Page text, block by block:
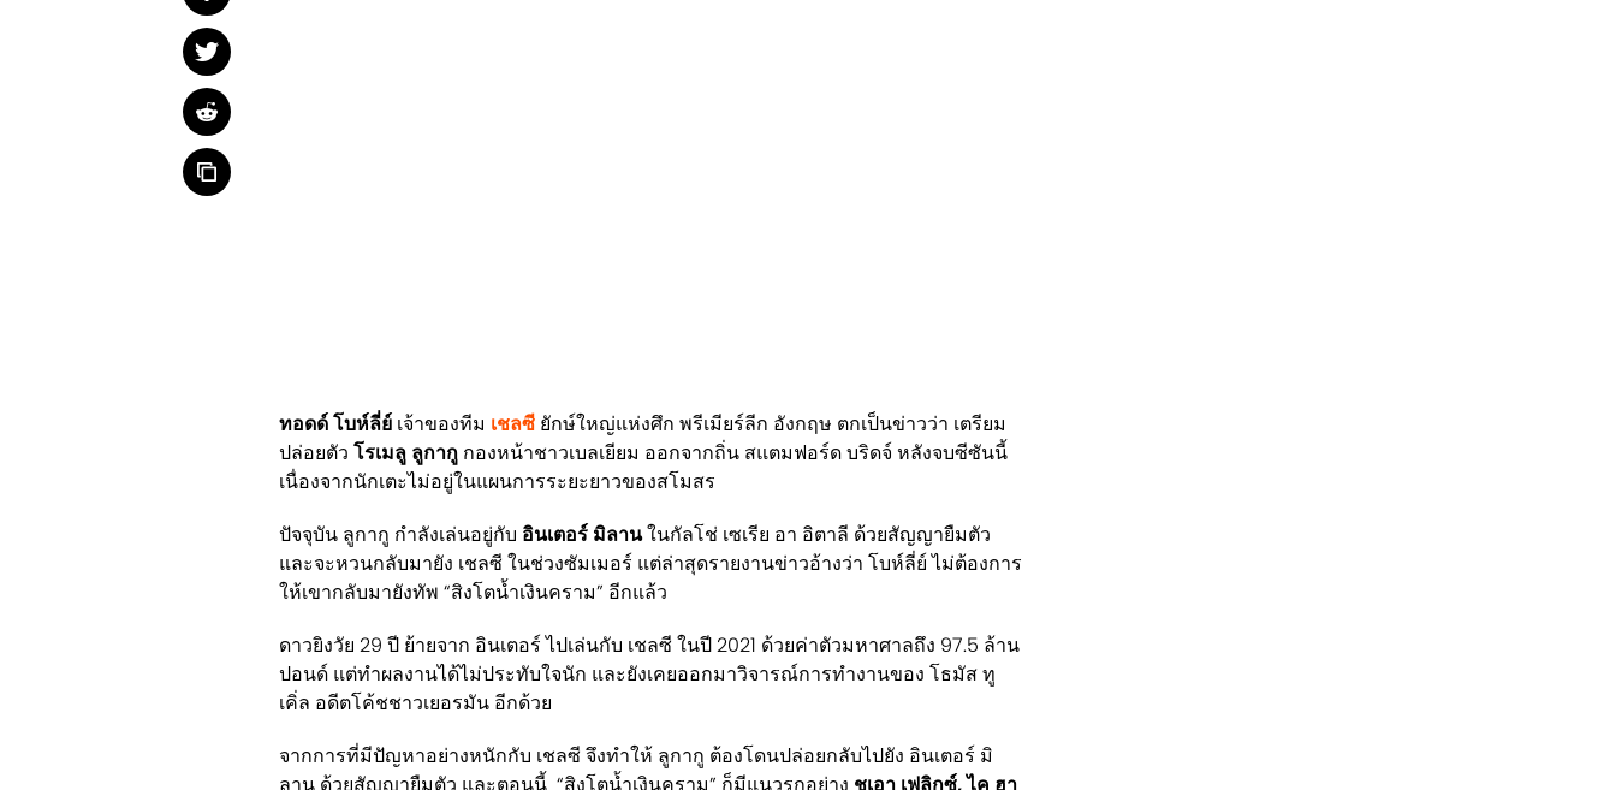
ทอดด์ โบห์ลี่ย์ เจ้าของทีม เชลซี ยักษ์ใหญ่แห่งศึก พรีเมียร์ลีก อังกฤษ ตกเป็นข่าวว่า เตรียม
ปล่อยตัว โรเมลู ลูกากู กองหน้าชาวเบลเยียม ออกจากถิ่น สแตมฟอร์ด บริดจ์ หลังจบซีซันนี้
เนื่องจากนักเตะไม่อยู่ในแผนการระยะยาวของสโมสร
ปัจจุบัน ลูกากู กำลังเล่นอยู่กับ อินเตอร์ มิลานในกัลโช่ เซเรีย อา อิตาลี ด้วยสัญญายืมตัว
และจะหวนกลับมายัง เชลซี ในช่วงซัมเมอร์ แต่ล่าสุดรายงานข่าวอ้างว่า โบห์ลี่ย์ ไม่ต้องการ
ให้เขากลับมายังทัพ “สิงโตน้ำเงินคราม” อีกแล้ว
ดาวยิงวัย 29 ปี ย้ายจาก อินเตอร์ ไปเล่นกับ เชลซี ในปี 2021 ด้วยค่าตัวมหาศาลถึง 97.5 ล้าน
ปอนด์ แต่ทำผลงานได้ไม่ประทับใจนัก และยังเคยออกมาวิจารณ์การทำงานของ โธมัส ทู
เคิ่ล อดีตโค้ชชาวเยอรมัน อีกด้วย
จากการที่มีปัญหาอย่างหนักกับ เชลซี จึงทำให้ ลูกากู ต้องโดนปล่อยกลับไปยัง อินเตอร์ มิ